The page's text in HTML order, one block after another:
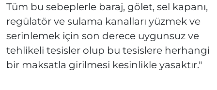
Tüm bu sebeplerle baraj, gölet, sel kapanı,
regülatör ve sulama kanalları yüzmek ve
serinlemek için son derece uygunsuz ve
tehlikeli tesisler olup bu tesislere herhangi
bir maksatla girilmesi kesinlikle yasaktır."